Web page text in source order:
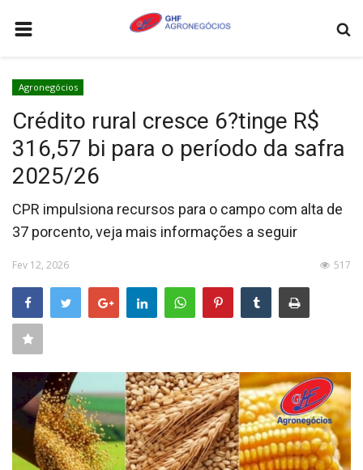
AGRONEGÓCIOS
LEILÕES
FEIRAS E EVENTOS
COTAÇÕES
COLUNISTA
QUEM SOMOS
CONTATO
CONECTE-SE
REGISTO
Agronegócios
Crédito rural cresce 6?tinge R$
316,57 bi para o período da safra
2025/26
CPR impulsiona recursos para o campo com alta de
37 porcento, veja mais informações a seguir
Fev 12, 2026 517